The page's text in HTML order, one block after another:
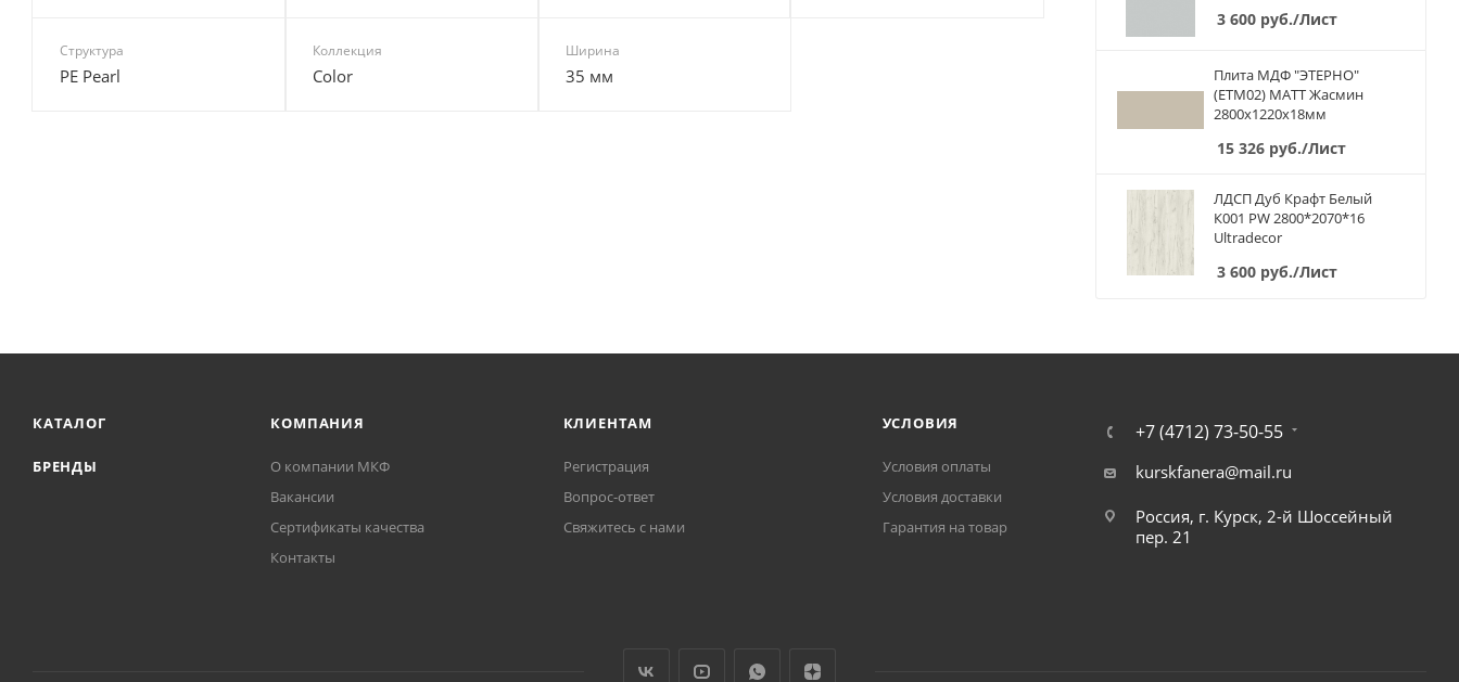
Структура
PE Pearl
Коллекция
Color
Ширина
35 мм
3 600 руб./Лист
Плита МДФ "ЭТЕРНО"
(ETM02) МАТТ Жасмин
2800х1220х18мм
15 326 руб./Лист
ЛДСП Дуб Крафт Белый
К001 PW 2800*2070*16
Ultradecor
3 600 руб./Лист
КАТАЛОГ
БРЕНДЫ
КОМПАНИЯ
О компании МКФ
Вакансии
Сертификаты качества
Контакты
КЛИЕНТАМ
Регистрация
Вопрос-ответ
Свяжитесь с нами
УСЛОВИЯ
Условия оплаты
Условия доставки
Гарантия на товар
+7 (4712) 73-50-55
kurskfanera@mail.ru
Россия, г. Курск, 2-й Шоссейный
пер. 21